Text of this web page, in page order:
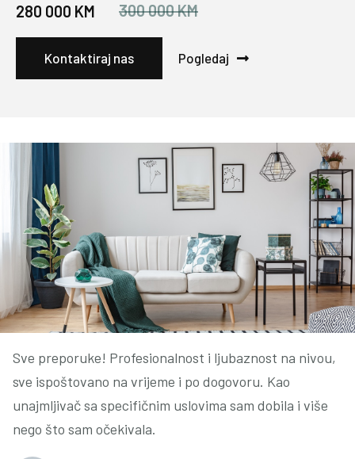
280 000 KM 300 000 KM
Kontaktiraj nas Pogledaj
Sve preporuke! Profesionalnost i ljubaznost na nivou,
sve ispoštovano na vrijeme i po dogovoru. Kao
unajmljivač sa specifičnim uslovima sam dobila i više
nego što sam očekivala.